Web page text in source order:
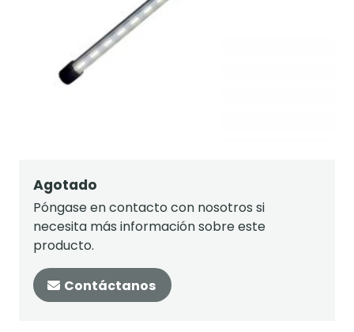
Agotado
Póngase en contacto con nosotros si
necesita más información sobre este
producto.
Contáctanos